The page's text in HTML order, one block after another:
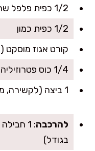
1/2 כפית פלפל שחור
1/2 כפית כמון
קורט אגוז מוסקט
1/4 כוס פטרוזיליה קצוצה
1 ביצה (לקשירה, מומלץ במיוחד אם רוצים מילוי יציב)
להרכבה
בגודל)